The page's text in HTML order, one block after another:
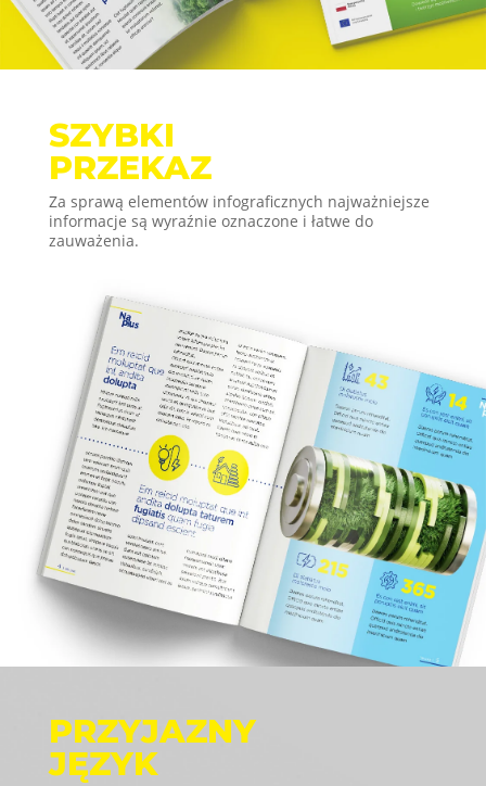
SZYBKI
PRZEKAZ
Za sprawą elementów infograficznych najważniejsze
informacje są wyraźnie oznaczone i łatwe do
zauważenia.
PRZYJAZNY
JĘZYK